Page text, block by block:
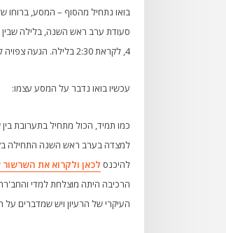
בואו נתחיל מהסוף – המסע, ברוחו
4, לקראת 2:30 בלילה. הגעה צפויה למצדה לקראת 15: 5 בבוקר, כאשר הזריחה צפויה לקראת השעה 6:30 .
עכשיו בואו נדבר על המסע עצמו:
כמו תמיד, הכול מתחיל בתערובת
להיכנס לכאן ולקרוא את השרשור
הרכיבה היתה מוצלחת למדי
העיקרי של הרעיון ויש שמדברים על